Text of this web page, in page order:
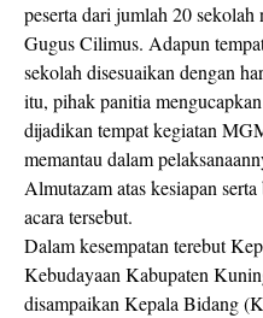
peserta dari jumlah 20 sekolah
Gugus Cilimus. Adapun
sekolah disesuaikan dengan
itu, pihak panitia
dijadikan tempat kegiatan
memantau dalam
Almutazam atas kesiapan
acara tersebut.
Dalam kesempatan terebut
Kebudayaan Kabupaten
disampaikan Kepala Bidang